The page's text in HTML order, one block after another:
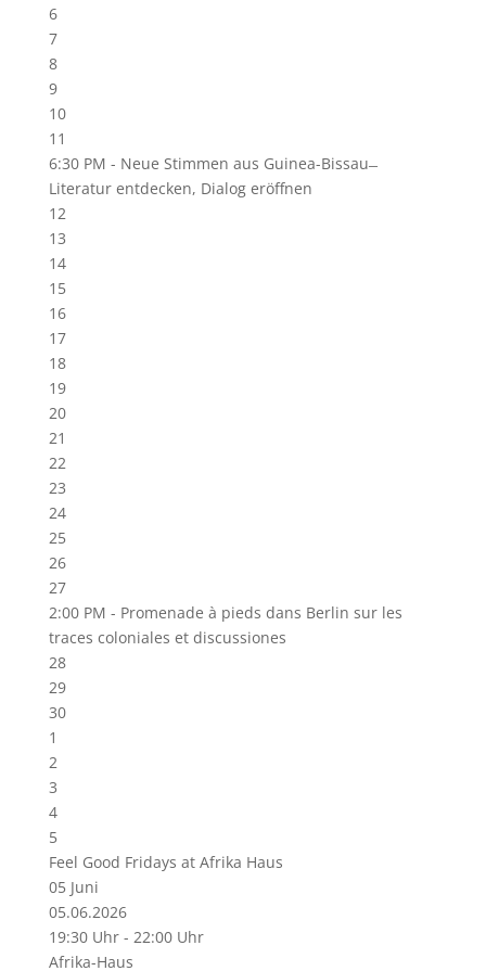
6
7
8
9
10
11
6:30 PM - Neue Stimmen aus Guinea-Bissau ̶
Literatur entdecken, Dialog eröffnen
12
13
14
15
16
17
18
19
20
21
22
23
24
25
26
27
2:00 PM - Promenade à pieds dans Berlin sur les
traces coloniales et discussiones
28
29
30
1
2
3
4
5
Feel Good Fridays at Afrika Haus
05 Juni
05.06.2026
19:30 Uhr - 22:00 Uhr
Afrika-Haus